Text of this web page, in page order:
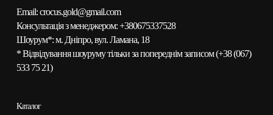
Email:сrocus.gold@gmail.com
Консультація з менеджером:+380675337528
Шоурум*:м. Дніпро, вул. Ламана, 18
* Відвідування шоуруму тільки за попереднім записом (+38 (067)
533 75 21)
Каталог